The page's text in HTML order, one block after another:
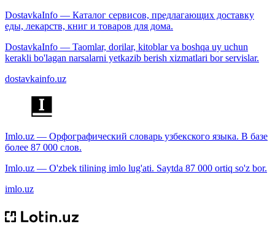
DostavkaInfo — Каталог сервисов, предлагающих доставку
еды, лекарств, книг и товаров для дома.
DostavkaInfo — Taomlar, dorilar, kitoblar va boshqa uy uchun
kerakli bo'lagan narsalarni yetkazib berish xizmatlari bor servislar.
dostavkainfo.uz
Imlo.uz — Орфографический словарь узбекского языка. В базе
более 87 000 слов.
Imlo.uz — O'zbek tilining imlo lug'ati. Saytda 87 000 ortiq so'z bor.
imlo.uz